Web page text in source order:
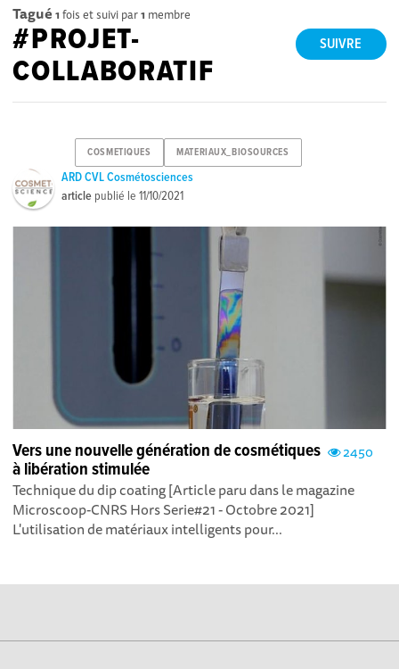
Tagué 1 fois et suivi par1 membre
SUIVRE
#PROJET-
COLLABORATIF
COSMETIQUES MATERIAUX_BIOSOURCES
ARD CVL Cosmétosciences
article publié le11/10/2021
2450
Vers une nouvelle génération de cosmétiques
à libération stimulée
Technique du dip coating [Article paru dans le magazine
Microscoop-CNRS Hors Serie#21 - Octobre 2021]
L'utilisation de matériaux intelligents pour...